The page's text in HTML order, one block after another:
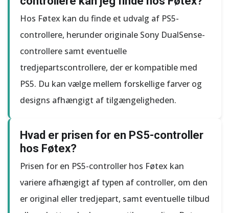
Hos Føtex kan du finde et udvalg af PS5-
controllere, herunder originale Sony DualSense-
controllere samt eventuelle
tredjepartscontrollere, der er kompatible med
PS5. Du kan vælge mellem forskellige farver og
designs afhængigt af tilgængeligheden.
Hvad er prisen for en PS5-controller
hos Føtex?
Prisen for en PS5-controller hos Føtex kan
variere afhængigt af typen af controller, om den
er original eller tredjepart, samt eventuelle tilbud